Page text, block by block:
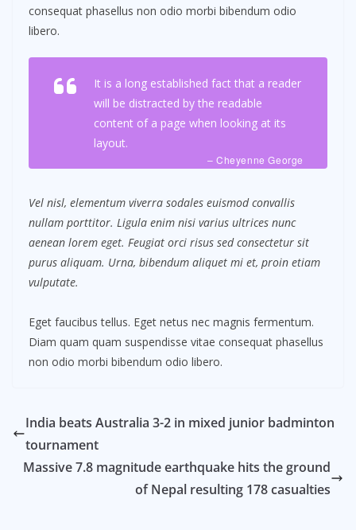
consequat phasellus non odio morbi bibendum odio
libero.
It is a long established fact that a reader
will be distracted by the readable
content of a page when looking at its
layout.
– Cheyenne George
Vel nisl, elementum viverra sodales euismod convallis
nullam porttitor. Ligula enim nisi varius ultrices nunc
aenean lorem eget. Feugiat orci risus sed consectetur sit
purus aliquam. Urna, bibendum aliquet mi et, proin etiam
vulputate.
Eget faucibus tellus. Eget netus nec magnis fermentum.
Diam quam quam suspendisse vitae consequat phasellus
non odio morbi bibendum odio libero.
India beats Australia 3-2 in mixed junior badminton
tournament
Massive 7.8 magnitude earthquake hits the ground
of Nepal resulting 178 casualties